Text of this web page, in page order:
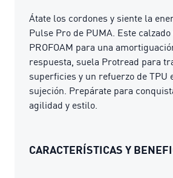
Átate los cordones y siente la
Pulse Pro de PUMA. Este
PROFOAM para una
respuesta, suela Protread para
superficies y un refuerzo de TPU
sujeción. Prepárate para
agilidad y estilo.
CARACTERÍSTICAS Y